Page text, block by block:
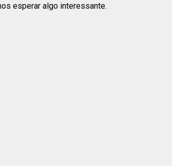
esperar algo interessante.